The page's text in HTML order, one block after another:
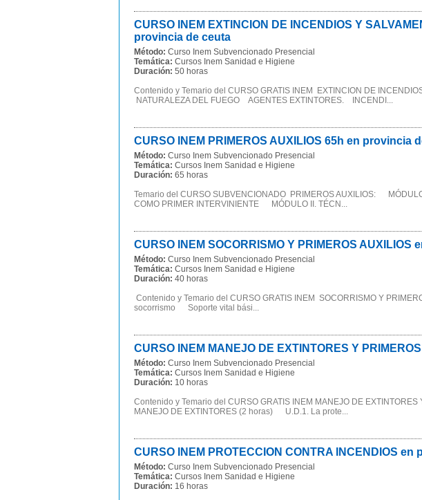
CURSO INEM EXTINCION DE INCENDIOS Y
provincia de ceuta
Método: Curso Inem Subvencionado Presencial
Temática: Cursos Inem Sanidad e Higiene
Duración: 50 horas
Contenido y Temario del CURSO GRATIS INEM EXTINCION DE
NATURALEZA DEL FUEGO AGENTES EXTINTORES. INCENDI...
CURSO INEM PRIMEROS AUXILIOS 65h en provincia
Método: Curso Inem Subvencionado Presencial
Temática: Cursos Inem Sanidad e Higiene
Duración: 65 horas
Temario del CURSO SUBVENCIONADO PRIMEROS AUXILIOS:
COMO PRIMER INTERVINIENTE MÓDULO II. TÉCN...
CURSO INEM SOCORRISMO Y PRIMEROS AUXILIOS
Método: Curso Inem Subvencionado Presencial
Temática: Cursos Inem Sanidad e Higiene
Duración: 40 horas
Contenido y Temario del CURSO GRATIS INEM SOCORRISMO Y
socorrismo Soporte vital bási...
CURSO INEM MANEJO DE EXTINTORES Y
Método: Curso Inem Subvencionado Presencial
Temática: Cursos Inem Sanidad e Higiene
Duración: 10 horas
Contenido y Temario del CURSO GRATIS INEM MANEJO DE
MANEJO DE EXTINTORES (2 horas) U.D.1. La prote...
CURSO INEM PROTECCION CONTRA INCENDIOS
Método: Curso Inem Subvencionado Presencial
Temática: Cursos Inem Sanidad e Higiene
Duración: 16 horas